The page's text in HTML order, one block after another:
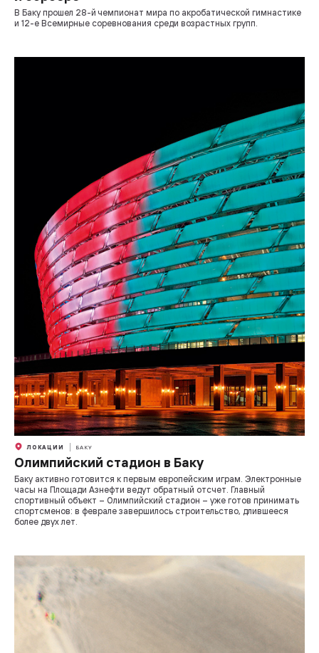
В Баку прошел 28-й чемпионат мира по акробатической гимнастике
и 12-е Всемирные соревнования среди возрастных групп.
ЛОКАЦИИ БАКУ
Олимпийский стадион в Баку
Баку активно готовится к первым европейским играм. Электронные
часы на Площади Азнефти ведут обратный отсчет. Главный
спортивный объект – Олимпийский стадион – уже готов принимать
спортсменов: в феврале завершилось строительство, длившееся
более двух лет.